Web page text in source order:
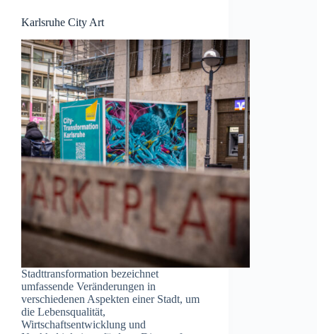
Karlsruhe City Art
Stadttransformation bezeichnet
umfassende Veränderungen in
verschiedenen Aspekten einer Stadt, um
die Lebensqualität,
Wirtschaftsentwicklung und